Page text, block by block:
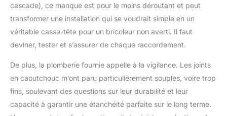
cascade), ce manque est pour le moins déroutant et peut
transformer une installation qui se voudrait simple en un
véritable casse-tête pour un bricoleur non averti. Il faut
deviner, tester et s’assurer de chaque raccordement.
De plus, la plomberie fournie appelle à la vigilance. Les joints
en caoutchouc m’ont paru particulièrement souples, voire trop
fins, soulevant des questions sur leur durabilité et leur
capacité à garantir une étanchéité parfaite sur le long terme.